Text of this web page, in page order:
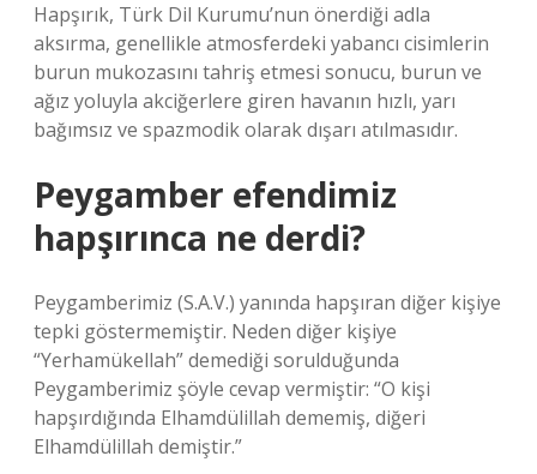
Hapşırık, Türk Dil Kurumu’nun önerdiği adla
aksırma, genellikle atmosferdeki yabancı cisimlerin
burun mukozasını tahriş etmesi sonucu, burun ve
ağız yoluyla akciğerlere giren havanın hızlı, yarı
bağımsız ve spazmodik olarak dışarı atılmasıdır.
Peygamber efendimiz
hapşırınca ne derdi?
Peygamberimiz (S.A.V.) yanında hapşıran diğer kişiye
tepki göstermemiştir. Neden diğer kişiye
“Yerhamükellah” demediği sorulduğunda
Peygamberimiz şöyle cevap vermiştir: “O kişi
hapşırdığında Elhamdülillah dememiş, diğeri
Elhamdülillah demiştir.”